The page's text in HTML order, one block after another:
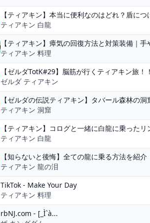
【ティアキン】本当に便利なのはどれ？盾に
ティアキン 白龍
【ティアキン】瘴気の回復方法と対策装備｜
ティアキン 料理
【ゼルダTotK#29】脳筋が行くティアキン旅
ゼルダ ティアキン
【ゼルダの伝説ティアキン】タバール森林の
ティアキン 洞窟
【ティアキン】コログと一緒に白龍に乗った
ティアキン 白龍
【知らないと後悔】全ての龍に乗る方法を紹
ティアキン 龍の泪
TikTok - Make Your Day
ティアキン 料理
rbNJ.com - [_Ì`à...